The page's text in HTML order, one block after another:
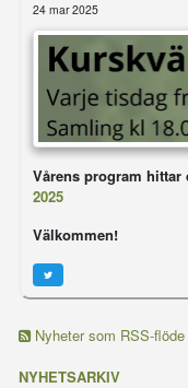
Nyheter som RSS-flöde
NYHETSARKIV
24 mar 2025
Vårens program hittar
2025
Välkommen!